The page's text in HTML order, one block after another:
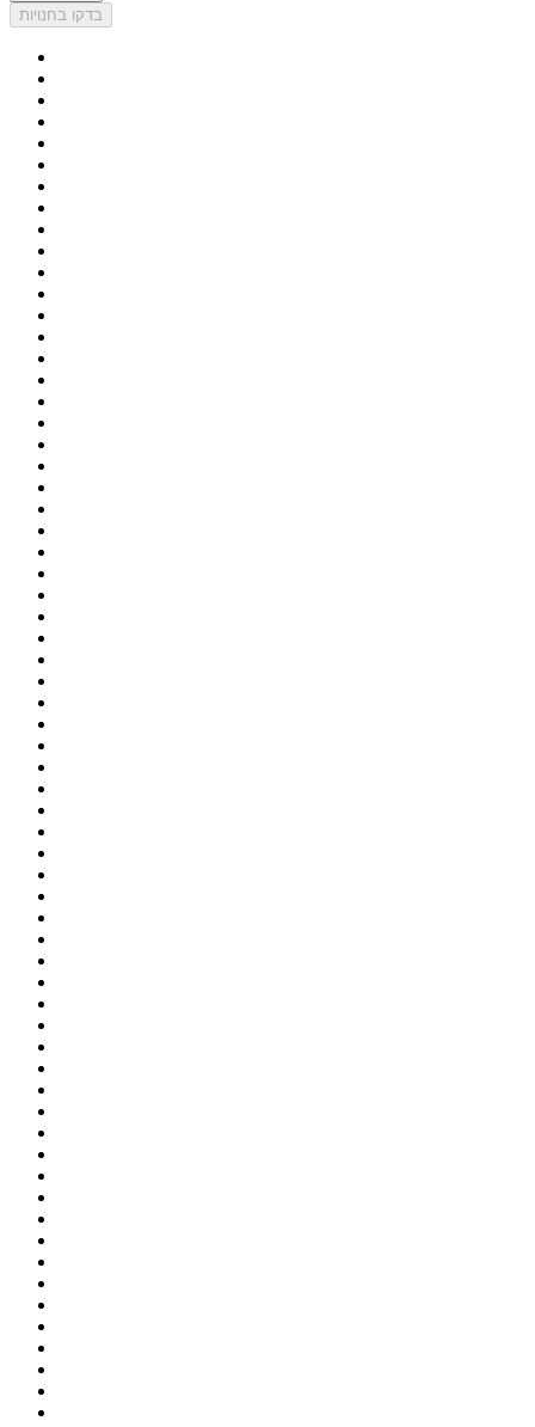
בדקו בחנויות